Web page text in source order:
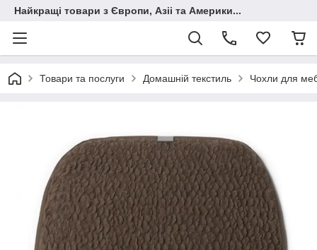
Найкращі товари з Європи, Азіі та Америки...
Товари та послуги Домашній текстиль Чохли для